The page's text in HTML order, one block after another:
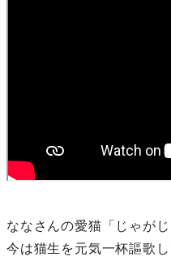
ななさんの愛猫「じゃが
今は猫生を元気一杯謳歌し